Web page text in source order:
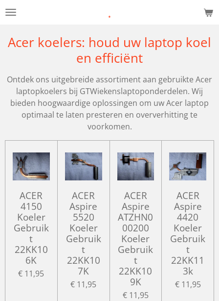
Ga
de
.
Acer koelers: houd uw laptop koel
en efficiënt
Ontdek ons uitgebreide assortiment aan gebruikte Acer
laptopkoelers bij GTWiekenslaptoponderdelen. Wij
bieden hoogwaardige oplossingen om uw Acer laptop
optimaal te laten presteren en oververhitting te
voorkomen.
ACER
4150
Koeler
Gebruik
t
22KK10
6K
€ 11,95
ACER
Aspire
5520
Koeler
Gebruik
t
22KK10
7K
€ 11,95
ACER
Aspire
ATZHN0
00200
Koeler
Gebruik
t
22KK10
9K
€ 11,95
ACER
Aspire
4420
Koeler
Gebruik
t
22KK11
3k
€ 11,95